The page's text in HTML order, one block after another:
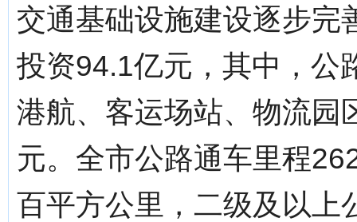
交通基础设施建设逐步完
投资94.1亿元，其中，公
港航、客运场站、物流园
元。全市公路通车里程
百平方公里，二级及以上